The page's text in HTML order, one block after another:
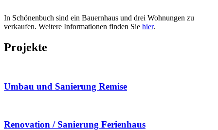
In Schönenbuch sind ein Bauernhaus und drei Wohnungen zu
verkaufen. Weitere Informationen finden Sie hier.
Projekte
Umbau und Sanierung Remise
Renovation / Sanierung Ferienhaus